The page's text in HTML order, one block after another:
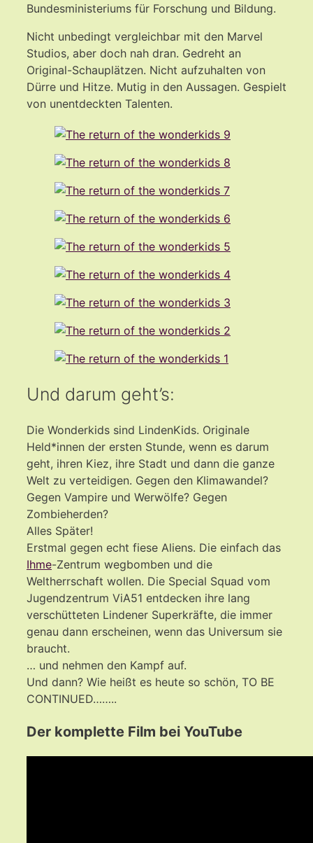
Bundesministeriums für Forschung und Bildung.
Nicht unbedingt vergleichbar mit den Marvel
Studios, aber doch nah dran. Gedreht an
Original-Schauplätzen. Nicht aufzuhalten von
Dürre und Hitze. Mutig in den Aussagen. Gespielt
von unentdeckten Talenten.
Und darum geht’s:
Die Wonderkids sind LindenKids. Originale
Held*innen der ersten Stunde, wenn es darum
geht, ihren Kiez, ihre Stadt und dann die ganze
Welt zu verteidigen. Gegen den Klimawandel?
Gegen Vampire und Werwölfe? Gegen
Zombieherden?
Alles Später!
Erstmal gegen echt fiese Aliens. Die einfach das
Ihme-Zentrum wegbomben und die
Weltherrschaft wollen. Die Special Squad vom
Jugendzentrum ViA51 entdecken ihre lang
verschütteten Lindener Superkräfte, die immer
genau dann erscheinen, wenn das Universum sie
braucht.
… und nehmen den Kampf auf.
Und dann? Wie heißt es heute so schön, TO BE
CONTINUED……..
Der komplette Film bei YouTube